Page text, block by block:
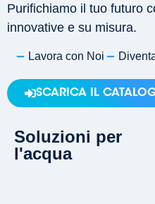
Purifichiamo il tuo futuro
innovative e su misura.
Lavora con Noi
SCARICA IL
Soluzioni per
l'acqua